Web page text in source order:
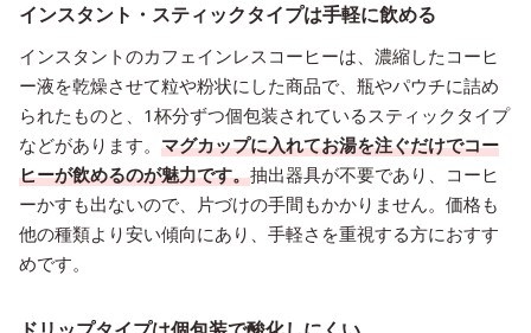
インスタント・スティックタイプは手軽に飲める
インスタントのカフェインレスコーヒーは、濃縮したコーヒ
ー液を乾燥させて粒や粉状にした商品で、瓶やパウチに詰め
られたものと、1杯分ずつ個包装されているスティックタイプ
などがあります。 マグカップに入れてお湯を注ぐだけでコー
ヒーが飲めるのが魅力です。抽出器具が不要であり、コーヒ
ーかすも出ないので、片づけの手間もかかりません。価格も
他の種類より安い傾向にあり、手軽さを重視する方におすす
めです。